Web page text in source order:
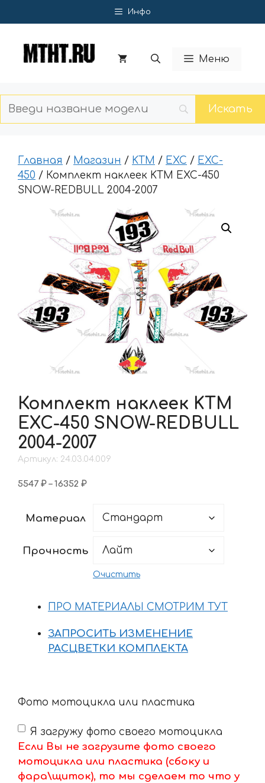
к
Инфо
Меню
Главная / Магазин / KTM / EXC / EXC-
450 / Комплект наклеек KTM EXC-450
SNOW-REDBULL 2004-2007
Комплект наклеек KTM
EXC-450 SNOW-REDBULL
2004-2007
Артикул: 24.03.04.009
5547 ₽ – 16352 ₽Диапазон
Материал
Прочность
Очистить
ПРО МАТЕРИАЛЫ СМОТРИМ ТУТ
ЗАПРОСИТЬ ИЗМЕНЕНИЕ
РАСЦВЕТКИ КОМПЛЕКТА
Фото мотоцикла или пластика
Я загружу фото своего мотоцикла
Если Вы не загрузите фото своего
мотоцикла или пластика (сбоку и
фара\щиток), то мы сделаем то что у